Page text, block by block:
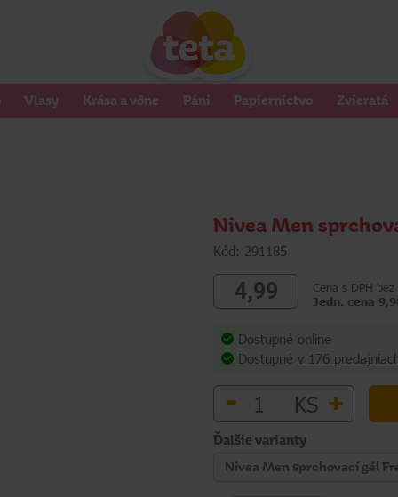
Vlasy Krása a vône Páni Papierníctvo Zvieratá
Nivea Men
Kód: 291185
4,99
Cena s DPH
Jedn. cena
Dostupné online
Dostupné v 176
- KS +
Ďalšie varianty
Nivea Men sprchovací gél